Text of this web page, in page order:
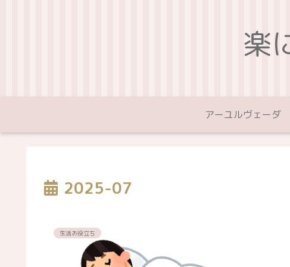
楽
アーユルヴェーダ
2025-07
生活お役立ち